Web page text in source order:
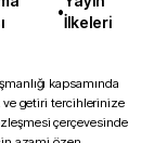
•
İlkeleri
kapsamında
ve getiri tercihlerinize
çerçevesinde